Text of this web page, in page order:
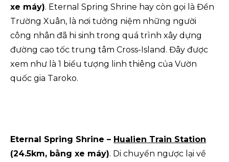
xe máy). Eternal Spring Shrine hay còn gọi là Đền
Trường Xuân, là nơi tưởng niệm những người
công nhân đã hi sinh trong quá trình xây dựng
đường cao tốc trung tâm Cross-Island. Đây được
xem như là 1 biểu tượng linh thiêng của Vườn
quốc gia Taroko.
Eternal Spring Shrine – Hualien Train Station
(24.5km, bằng xe máy). Di chuyển ngược lại về